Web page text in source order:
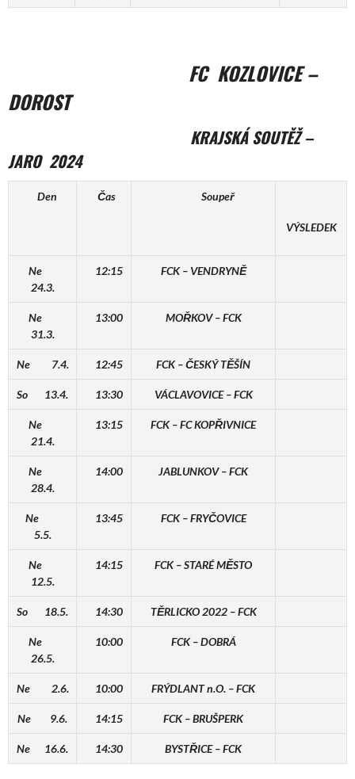
FC KOZLOVICE –
DOROST
KRAJSKÁ SOUTĚŽ –
JARO 2024
Den Čas Soupeř
VÝSLEDEK
Ne
24.3.
12:15 FCK – VENDRYNĚ
Ne
31.3.
13:00 MOŘKOV – FCK
Ne 7.4. 12:45 FCK – ČESKÝ TĚŠÍN
So 13.4. 13:30 VÁCLAVOVICE – FCK
Ne
21.4.
13:15 FCK – FC KOPŘIVNICE
Ne
28.4.
14:00 JABLUNKOV – FCK
Ne
5.5.
13:45 FCK – FRYČOVICE
Ne
12.5.
14:15 FCK – STARÉ MĚSTO
So 18.5. 14:30 TĚRLICKO 2022 – FCK
Ne
26.5.
10:00 FCK – DOBRÁ
Ne 2.6. 10:00 FRÝDLANT n.O. – FCK
Ne 9.6. 14:15 FCK – BRUŠPERK
Ne 16.6. 14:30 BYSTŘICE – FCK